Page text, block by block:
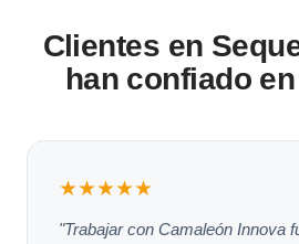
Clientes en
han confiado
★★★★★
"Trabajar con Camaleón Innova